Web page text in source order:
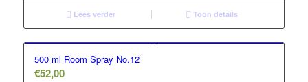
Lees verder Toon details
500 ml Room Spray No.12
€52,00